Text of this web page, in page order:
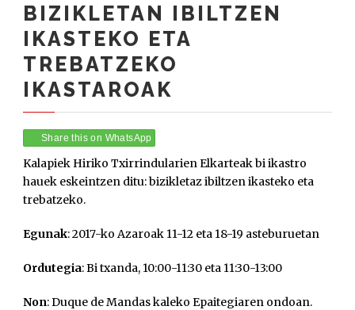
BIZIKLETAN IBILTZEN
IKASTEKO ETA
TREBATZEKO
IKASTAROAK
Share this on WhatsApp
Kalapiek Hiriko Txirrindularien Elkarteak bi ikastro
hauek eskeintzen ditu: bizikletaz ibiltzen ikasteko eta
trebatzeko.
Egunak: 2017-ko Azaroak 11-12 eta 18-19 asteburuetan
Ordutegia: Bi txanda, 10:00-11:30 eta 11:30-13:00
Non: Duque de Mandas kaleko Epaitegiaren ondoan.